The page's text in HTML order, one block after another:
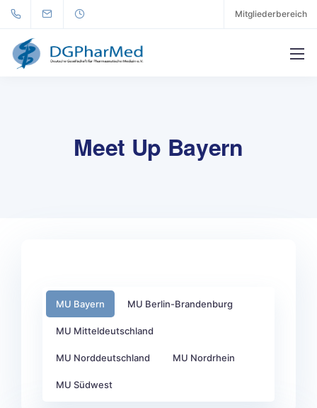
Mitgliederbereich
Meet Up Bayern
MU Bayern MU Berlin-Brandenburg
MU Mitteldeutschland
MU Norddeutschland MU Nordrhein
MU Südwest